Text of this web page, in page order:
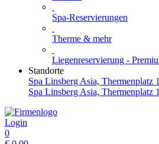
Spa-Reservierungen
Therme & mehr
Liegenreservierung -
Standorte
Spa Linsberg Asia, Thermenplatz
Spa Linsberg Asia, Thermenplatz
Login
0